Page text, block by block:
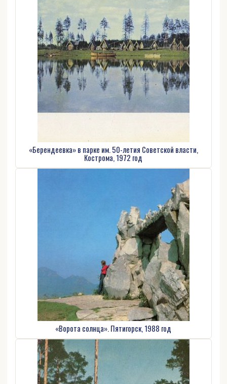
«Берендеевка» в парке им. 50-летия Советской власти,
Кострома, 1972 год
«Ворота солнца». Пятигорск, 1988 год